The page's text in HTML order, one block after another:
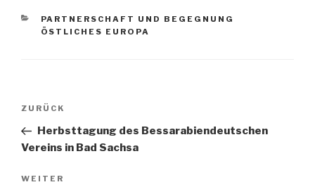
KATEGORIEN
PARTNERSCHAFT UND BEGEGNUNG
ÖSTLICHES EUROPA
Beitragsnavigation
Vorheriger
Beitrag
ZURÜCK
Herbsttagung des Bessarabiendeutschen
Vereins in Bad Sachsa
Nächster
WEITER